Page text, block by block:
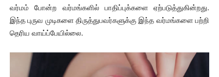
வர்மம் போன்ற வர்மங்களில் பாதிப்புக்களை ஏற்படுத்துகின்றது.
இந்த புருவ முடிகளை திருத்துபவர்களுக்கு இந்த வர்மங்களை பற்றி
தெரிய வாய்ப்பேயில்லை.